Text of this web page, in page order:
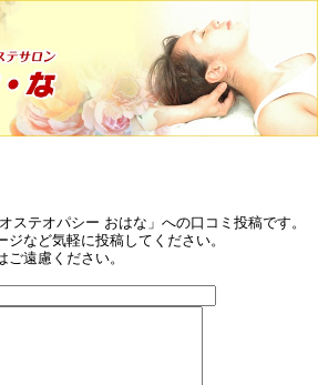
ステオパシー おはな」への口コミ投稿です。
など気軽に投稿してください。
遠慮ください。